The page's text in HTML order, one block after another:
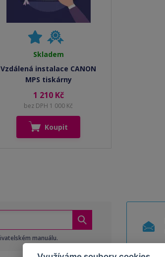
Skladem
Vzdálená instalace CANON
MPS tiskárny
1 210 Kč
bez DPH 1 000 Kč
Koupit
manuálu.